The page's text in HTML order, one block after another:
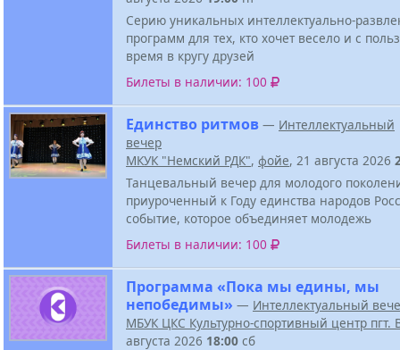
Серию уникальных интеллектуально-
программ для тех, кто хочет весело и с
время в кругу друзей
Билеты в наличии: 100
Единство ритмов — Интеллектуальный
вечер
МКУК "Немский РДК", фойе, 21 августа 2026
Танцевальный вечер для молодого
приуроченный к Году единства народов
событие, которое объединяет молодежь
Билеты в наличии: 100
Программа «Пока мы едины, мы
непобедимы» — Интеллектуальный
МБУК ЦКС Культурно-спортивный центр пгт.
августа 2026 18:00 сб